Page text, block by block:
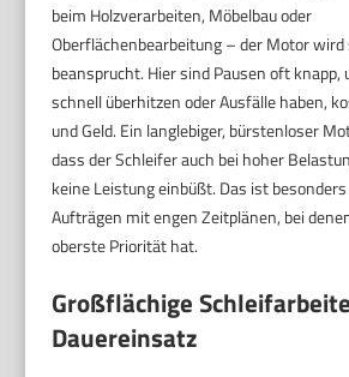
beim Holzverarbeiten, Möbelbau oder
Oberflächenbearbeitung – der Motor
beansprucht. Hier sind Pausen oft knapp,
schnell überhitzen oder Ausfälle haben,
und Geld. Ein langlebiger, bürstenloser
dass der Schleifer auch bei hoher
keine Leistung einbüßt. Das ist
Aufträgen mit engen Zeitplänen, bei
oberste Priorität hat.
Großflächige
Dauereinsatz